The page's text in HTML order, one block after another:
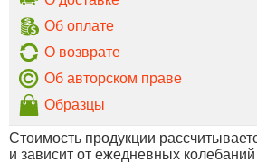
Об оплате
О возврате
Об авторском праве
Образцы
Стоимость продукции
и зависит от ежедневных